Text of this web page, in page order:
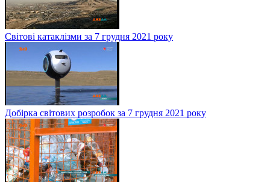
Світові катаклізми за 7 грудня 2021 року
Добірка світових розробок за 7 грудня 2021 року